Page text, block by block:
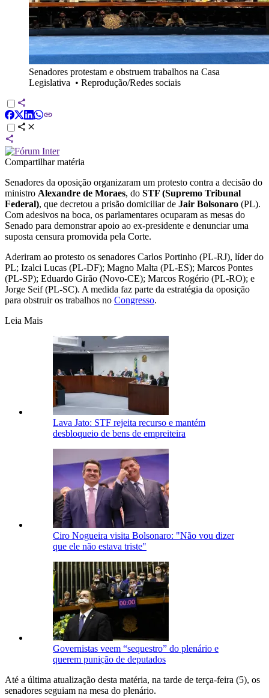
Senadores protestam e obstruem trabalhos na Casa
Legislativa • Reprodução/Redes sociais
Compartilhar matéria
Senadores da oposição organizaram um protesto contra a decisão do
ministro Alexandre de Moraes, do STF (Supremo Tribunal
Federal), que decretou a prisão domiciliar de Jair Bolsonaro (PL).
Com adesivos na boca, os parlamentares ocuparam as mesas do
Senado para demonstrar apoio ao ex-presidente e denunciar uma
suposta censura promovida pela Corte.
Aderiram ao protesto os senadores Carlos Portinho (PL-RJ), líder do
PL; Izalci Lucas (PL-DF); Magno Malta (PL-ES); Marcos Pontes
(PL-SP); Eduardo Girão (Novo-CE); Marcos Rogério (PL-RO); e
Jorge Seif (PL-SC). A medida faz parte da estratégia da oposição
para obstruir os trabalhos no Congresso.
Leia Mais
Lava Jato: STF rejeita recurso e mantém
desbloqueio de bens de empreiteira
Ciro Nogueira visita Bolsonaro: "Não vou dizer
que ele não estava triste"
Governistas veem “sequestro” do plenário e
querem punição de deputados
Até a última atualização desta matéria, na tarde de terça-feira (5), os
senadores seguiam na mesa do plenário.